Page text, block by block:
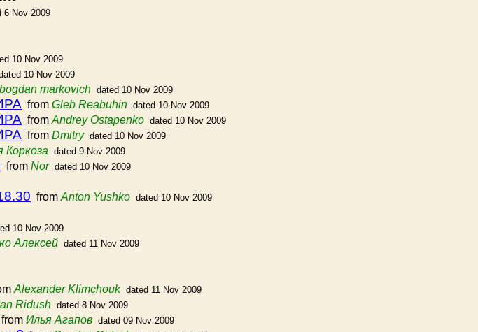
6 Nov 2009
10 Nov 2009
10 Nov 2009
bogdan markovich dated 10 Nov 2009
from Gleb Reabuhin dated 10 Nov 2009
from Andrey Ostapenko dated 10 Nov 2009
from Dmitry dated 10 Nov 2009
Коркоза dated 9 Nov 2009
from Nor dated 10 Nov 2009
from Anton Yushko dated 10 Nov 2009
10 Nov 2009
Алексей dated 11 Nov 2009
Alexander Klimchouk dated 11 Nov 2009
Ridush dated 8 Nov 2009
from Илья Агапов dated 09 Nov 2009